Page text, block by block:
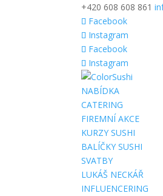
+420 608 608 861
Facebook
Instagram
Facebook
Instagram
NABÍDKA
CATERING
FIREMNÍ AKCE
KURZY SUSHI
BALÍČKY SUSHI
SVATBY
LUKÁŠ NECKÁŘ
INFLUENCERING